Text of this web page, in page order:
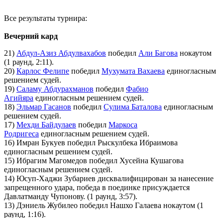
Все результаты турнира:
Вечерний кард
21) Абдул-Азиз Абдулвахабов победил Али Багова нокаутом
(1 раунд, 2:11).
20) Карлос Фелипе победил Мухумата Вахаева единогласным
решением судей.
19) Саламу Абдурахманов победил Фабио
Агийяра единогласным решением судей.
18) Эльмар Гасанов победил Сулима Баталова единогласным
решением судей.
17) Мехди Байдулаев победил Маркоса
Родригеса единогласным решением судей.
16) Имран Букуев победил Рыскулбека Ибраимова
единогласным решением судей.
15) Ибрагим Магомедов победил Хусейна Кушагова
единогласным решением судей.
14) Юсуп-Хаджи Зубариев дисквалифицирован за нанесение
запрещенного удара, победа в поединке присуждается
Давлатманду Чупонову. (1 раунд, 3:57).
13) Дэниель Жубилео победил Нашхо Галаева нокаутом (1
раунд, 1:16).